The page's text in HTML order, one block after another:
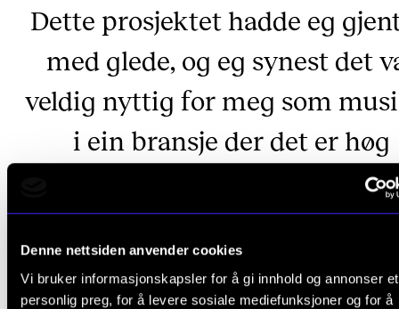
Denne nettsiden anvender cookies
Vi bruker informasjonskapsler for å gi innhold og annonser et
personlig preg, for å levere sosiale mediefunksjoner og for å
Dette prosjektet hadde eg
med glede, og eg synest det
veldig nyttig for meg som
i ein bransje der det er høg
konkurranse og essensielt å
byggje eigne prosjekt.
August Schieldrop Tubaist og NMH-student